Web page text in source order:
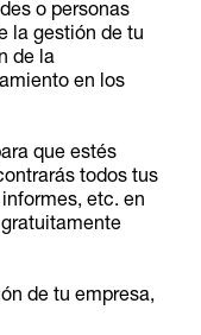
o personas
la gestión de tu
de la
en los
que estés
todos tus
etc. en
de tu empresa,